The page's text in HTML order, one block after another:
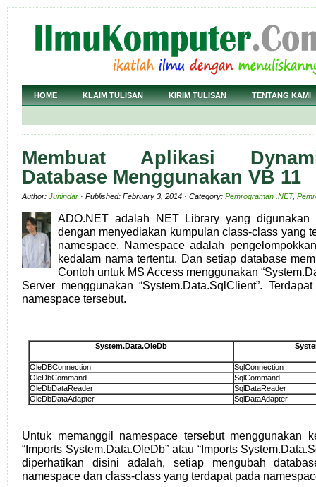
HOME KLAIM TULISAN KIRIM TULISAN TENTANG KAMI
Membuat Aplikasi
Database Menggunakan VB 11
Author: Junindar · Published: February 3, 2014 · Category: Pemrograman .NET,
ADO.NET adalah NET Library yang digunakan
dengan menyediakan kumpulan class-class yang
namespace. Namespace adalah
kedalam nama tertentu. Dan setiap database
Contoh untuk MS Access menggunakan
Server menggunakan “System.Data.SqlClient”.
namespace tersebut.
System.Data.OleDb
OleDBConnection
SqlConnection
OleDbCommand
SqlCommand
OleDbDataReader
SqlDataReader
OleDbDataAdapter
SqlDataAdapter
Untuk memanggil namespace tersebut menggunakan
“Imports System.Data.OleDb” atau “Imports
diperhatikan disini adalah, setiap mengubah
namespace dan class-class yang terdapat pada